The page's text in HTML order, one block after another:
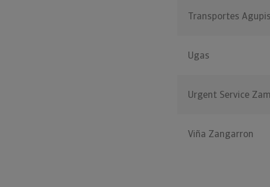
Transportes
Ugas
Urgent Service
Viña Zangarron